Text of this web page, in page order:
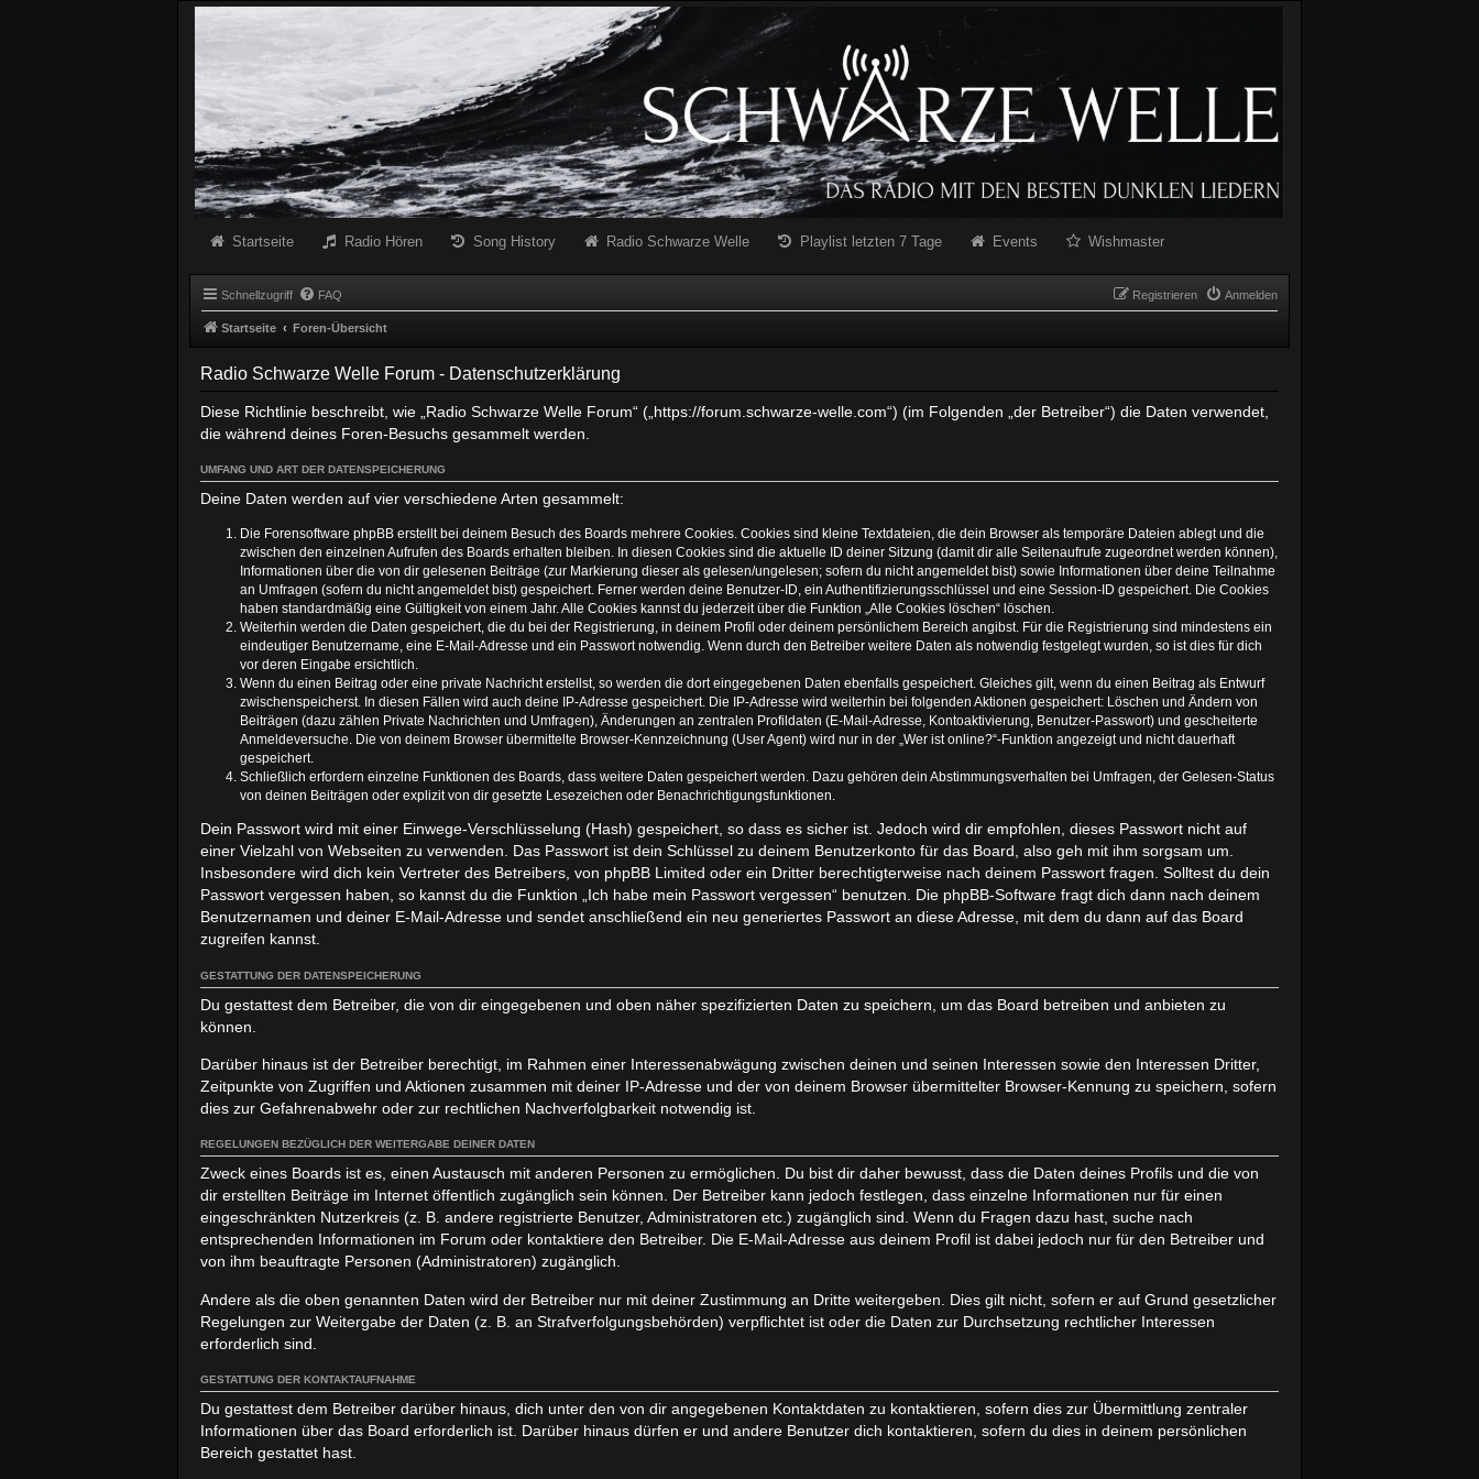
Radio Schwarze Welle Forum
Startseite Radio Hören Song History Radio Schwarze Welle Playlist letzten 7 Tage Events Wishmaster
Schnellzugriff FAQ Anmelden
Registrieren
Startseite Foren-Übersicht
Radio Schwarze Welle Forum - Datenschutzerklärung
Diese Richtlinie beschreibt, wie „Radio Schwarze Welle Forum“ („https://forum.schwarze-welle.com“) (im Folgenden „der Betreiber“) die Daten verwendet,
die während deines Foren-Besuchs gesammelt werden.
UMFANG UND ART DER DATENSPEICHERUNG
Deine Daten werden auf vier verschiedene Arten gesammelt:
Die Forensoftware phpBB erstellt bei deinem Besuch des Boards mehrere Cookies. Cookies sind kleine Textdateien, die dein Browser als temporäre Dateien ablegt und die
zwischen den einzelnen Aufrufen des Boards erhalten bleiben. In diesen Cookies sind die aktuelle ID deiner Sitzung (damit dir alle Seitenaufrufe zugeordnet werden können),
Informationen über die von dir gelesenen Beiträge (zur Markierung dieser als gelesen/ungelesen; sofern du nicht angemeldet bist) sowie Informationen über deine Teilnahme
an Umfragen (sofern du nicht angemeldet bist) gespeichert. Ferner werden deine Benutzer-ID, ein Authentifizierungsschlüssel und eine Session-ID gespeichert. Die Cookies
haben standardmäßig eine Gültigkeit von einem Jahr. Alle Cookies kannst du jederzeit über die Funktion „Alle Cookies löschen“ löschen.
Weiterhin werden die Daten gespeichert, die du bei der Registrierung, in deinem Profil oder deinem persönlichem Bereich angibst. Für die Registrierung sind mindestens ein
eindeutiger Benutzername, eine E-Mail-Adresse und ein Passwort notwendig. Wenn durch den Betreiber weitere Daten als notwendig festgelegt wurden, so ist dies für dich
vor deren Eingabe ersichtlich.
Wenn du einen Beitrag oder eine private Nachricht erstellst, so werden die dort eingegebenen Daten ebenfalls gespeichert. Gleiches gilt, wenn du einen Beitrag als Entwurf
zwischenspeicherst. In diesen Fällen wird auch deine IP-Adresse gespeichert. Die IP-Adresse wird weiterhin bei folgenden Aktionen gespeichert: Löschen und Ändern von
Beiträgen (dazu zählen Private Nachrichten und Umfragen), Änderungen an zentralen Profildaten (E-Mail-Adresse, Kontoaktivierung, Benutzer-Passwort) und gescheiterte
Anmeldeversuche. Die von deinem Browser übermittelte Browser-Kennzeichnung (User Agent) wird nur in der „Wer ist online?“-Funktion angezeigt und nicht dauerhaft
gespeichert.
Schließlich erfordern einzelne Funktionen des Boards, dass weitere Daten gespeichert werden. Dazu gehören dein Abstimmungsverhalten bei Umfragen, der Gelesen-Status
von deinen Beiträgen oder explizit von dir gesetzte Lesezeichen oder Benachrichtigungsfunktionen.
Dein Passwort wird mit einer Einwege-Verschlüsselung (Hash) gespeichert, so dass es sicher ist. Jedoch wird dir empfohlen, dieses Passwort nicht auf
einer Vielzahl von Webseiten zu verwenden. Das Passwort ist dein Schlüssel zu deinem Benutzerkonto für das Board, also geh mit ihm sorgsam um.
Insbesondere wird dich kein Vertreter des Betreibers, von phpBB Limited oder ein Dritter berechtigterweise nach deinem Passwort fragen. Solltest du dein
Passwort vergessen haben, so kannst du die Funktion „Ich habe mein Passwort vergessen“ benutzen. Die phpBB-Software fragt dich dann nach deinem
Benutzernamen und deiner E-Mail-Adresse und sendet anschließend ein neu generiertes Passwort an diese Adresse, mit dem du dann auf das Board
zugreifen kannst.
GESTATTUNG DER DATENSPEICHERUNG
Du gestattest dem Betreiber, die von dir eingegebenen und oben näher spezifizierten Daten zu speichern, um das Board betreiben und anbieten zu
können.
Darüber hinaus ist der Betreiber berechtigt, im Rahmen einer Interessenabwägung zwischen deinen und seinen Interessen sowie den Interessen Dritter,
Zeitpunkte von Zugriffen und Aktionen zusammen mit deiner IP-Adresse und der von deinem Browser übermittelter Browser-Kennung zu speichern, sofern
dies zur Gefahrenabwehr oder zur rechtlichen Nachverfolgbarkeit notwendig ist.
REGELUNGEN BEZÜGLICH DER WEITERGABE DEINER DATEN
Zweck eines Boards ist es, einen Austausch mit anderen Personen zu ermöglichen. Du bist dir daher bewusst, dass die Daten deines Profils und die von
dir erstellten Beiträge im Internet öffentlich zugänglich sein können. Der Betreiber kann jedoch festlegen, dass einzelne Informationen nur für einen
eingeschränkten Nutzerkreis (z. B. andere registrierte Benutzer, Administratoren etc.) zugänglich sind. Wenn du Fragen dazu hast, suche nach
entsprechenden Informationen im Forum oder kontaktiere den Betreiber. Die E-Mail-Adresse aus deinem Profil ist dabei jedoch nur für den Betreiber und
von ihm beauftragte Personen (Administratoren) zugänglich.
Andere als die oben genannten Daten wird der Betreiber nur mit deiner Zustimmung an Dritte weitergeben. Dies gilt nicht, sofern er auf Grund gesetzlicher
Regelungen zur Weitergabe der Daten (z. B. an Strafverfolgungsbehörden) verpflichtet ist oder die Daten zur Durchsetzung rechtlicher Interessen
erforderlich sind.
GESTATTUNG DER KONTAKTAUFNAHME
Du gestattest dem Betreiber darüber hinaus, dich unter den von dir angegebenen Kontaktdaten zu kontaktieren, sofern dies zur Übermittlung zentraler
Informationen über das Board erforderlich ist. Darüber hinaus dürfen er und andere Benutzer dich kontaktieren, sofern du dies in deinem persönlichen
Bereich gestattet hast.